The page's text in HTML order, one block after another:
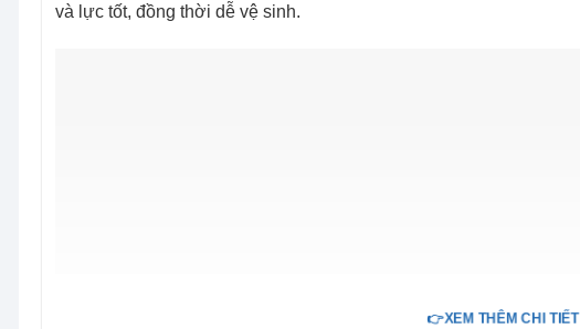
và lực tốt, đồng thời dễ vệ sinh.
👉XEM THÊM CHI TIẾT